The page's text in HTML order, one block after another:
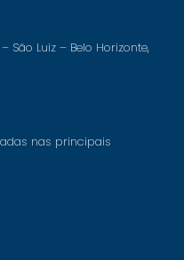
São Luiz – Belo Horizonte,
nas principais